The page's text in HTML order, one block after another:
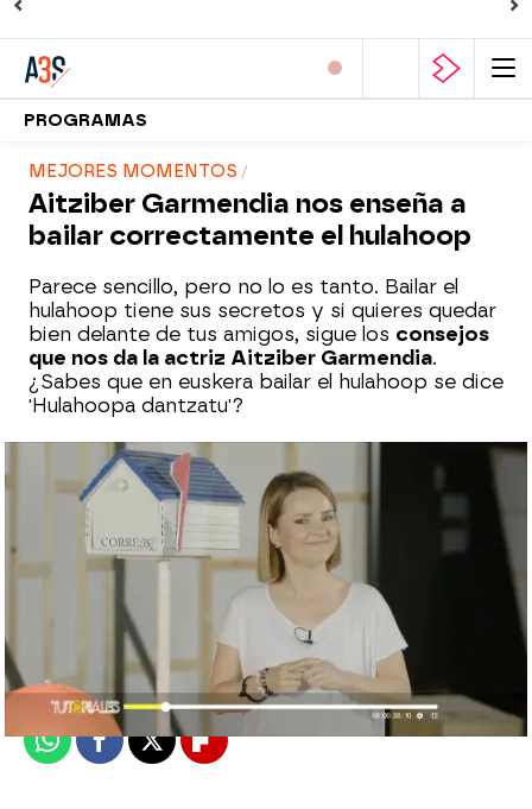
PROGRAMAS
MEJORES MOMENTOS
Aitziber Garmendia nos enseña a
bailar correctamente el hulahoop
Parece sencillo, pero no lo es tanto. Bailar el
hulahoop tiene sus secretos y si quieres quedar
bien delante de tus amigos, sigue los consejos
que nos da la actriz Aitziber Garmendia.
¿Sabes que en euskera bailar el hulahoop se dice
'Hulahoopa dantzatu'?
atreseries
Madrid
Publicado: 18 de diciembre de 2018, 10:35
WhatsappFacebook
X Flipboard